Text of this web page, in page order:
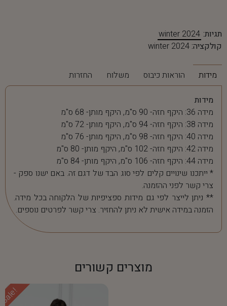
תגיות: winter 2024
קולקציה: winter 2024
מידות הוראות כיבוס משלוח החזרות
מידות
מידה 36: היקף חזה- 90 ס"מ, היקף מותן- 68 ס"מ
מידה 38: היקף חזה- 94 ס"מ, היקף מותן- 72 ס"מ
מידה 40: היקף חזה- 98 ס"מ, היקף מותן- 76 ס"מ
מידה 42: היקף חזה- 102 ס"מ, היקף מותן- 80 ס"מ
מידה 44: היקף חזה- 106 ס"מ, היקף מותן- 84 ס"מ
* ייתכנו שינויים קלים לפי סוג הבד של דגם זה. באם ישנו ספק -
צרי קשר לפני ההזמנה.
** ניתן לייצר לפי גם מידות ספציפיות של הלקוחה בכל מידה.
הזמנה במידה אישית לא ניתן להחזיר. צרי קשר לפרטים נוספים.
מוצרים קשורים